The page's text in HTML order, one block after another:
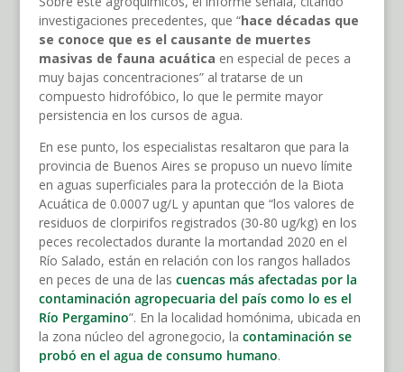
investigaciones precedentes, que “hace décadas que
se conoce que es el causante de muertes
masivas de fauna acuática en especial de peces a
muy bajas concentraciones” al tratarse de un
compuesto hidrofóbico, lo que le permite mayor
persistencia en los cursos de agua.
En ese punto, los especialistas resaltaron que para la
provincia de Buenos Aires se propuso un nuevo límite
en aguas superficiales para la protección de la Biota
Acuática de 0.0007 ug/L y apuntan que “los valores de
residuos de clorpirifos registrados (30-80 ug/kg) en los
peces recolectados durante la mortandad 2020 en el
Río Salado, están en relación con los rangos hallados
en peces de una de las cuencas más afectadas por la
contaminación agropecuaria del país como lo es el
Río Pergamino”. En la localidad homónima, ubicada en
la zona núcleo del agronegocio, la contaminación se
probó en el agua de consumo humano.